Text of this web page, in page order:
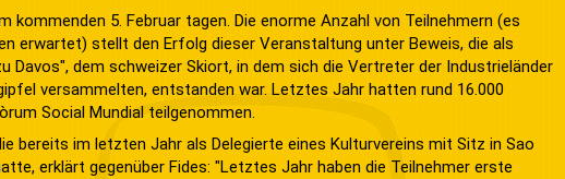
kommenden 5. Februar tagen. Die enorme Anzahl von Teilnehmern (es
erwartet) stellt den Erfolg dieser Veranstaltung unter Beweis, die als
Davos", dem schweizer Skiort, in dem sich die Vertreter der Industrieländer
versammelten, entstanden war. Letztes Jahr hatten rund 16.000
Social Mundial teilgenommen.
bereits im letzten Jahr als Delegierte eines Kulturvereins mit Sitz in Sao
erklärt gegenüber Fides: "Letztes Jahr haben die Teilnehmer erste